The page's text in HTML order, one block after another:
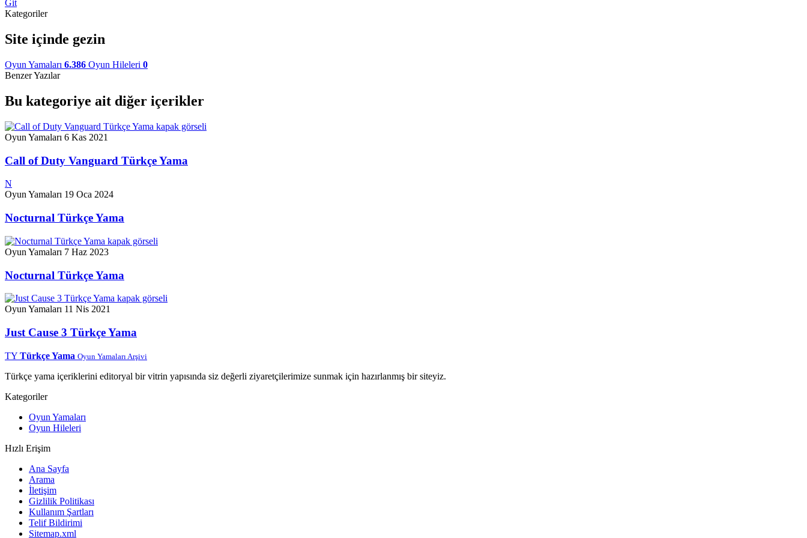
Git
Kategoriler
Site içinde gezin
Oyun Yamaları 6.386 Oyun Hileleri 0
Benzer Yazılar
Bu kategoriye ait diğer içerikler
Oyun Yamaları 6 Kas 2021
Call of Duty Vanguard Türkçe Yama
N
Oyun Yamaları 19 Oca 2024
Nocturnal Türkçe Yama
Oyun Yamaları 7 Haz 2023
Nocturnal Türkçe Yama
Oyun Yamaları 11 Nis 2021
Just Cause 3 Türkçe Yama
TY Türkçe Yama Oyun Yamaları Arşivi
Türkçe yama içeriklerini editoryal bir vitrin yapısında siz değerli ziyaretçilerimize sunmak için hazırlanmış bir siteyiz.
Kategoriler
Oyun Yamaları
Oyun Hileleri
Hızlı Erişim
Ana Sayfa
Arama
İletişim
Gizlilik Politikası
Kullanım Şartları
Telif Bildirimi
Sitemap.xml